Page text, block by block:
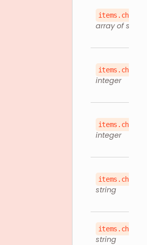
array of string
integer
integer
string
string